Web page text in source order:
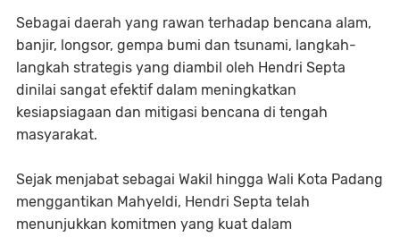
Sebagai daerah yang rawan terhadap bencana alam,
banjir, longsor, gempa bumi dan tsunami, langkah-
langkah strategis yang diambil oleh Hendri Septa
dinilai sangat efektif dalam meningkatkan
kesiapsiagaan dan mitigasi bencana di tengah
masyarakat.
Sejak menjabat sebagai Wakil hingga Wali Kota Padang
menggantikan Mahyeldi, Hendri Septa telah
menunjukkan komitmen yang kuat dalam